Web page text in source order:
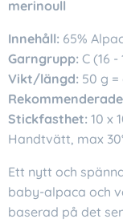
merinoull
Innehåll: 65%
Garngrupp: C (16
Vikt/längd: 50 g =
Stickfasthet: 10 x
Handtvätt, max
Ett nytt och
baby-alpaca och
baserad på det